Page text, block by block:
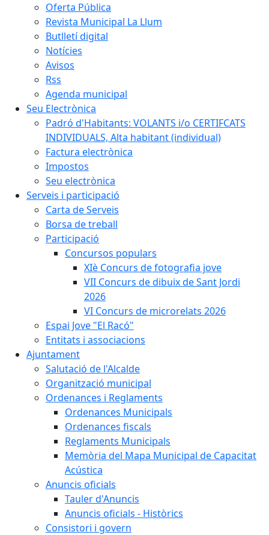
Oferta Pública
Revista Municipal La Llum
Butlletí digital
Notícies
Avisos
Rss
Agenda municipal
Seu Electrònica
Padró d'Habitants: VOLANTS i/o CERTIFCATS
INDIVIDUALS, Alta habitant (individual)
Factura electrònica
Impostos
Seu electrònica
Serveis i participació
Carta de Serveis
Borsa de treball
Participació
Concursos populars
XIè Concurs de fotografia jove
VII Concurs de dibuix de Sant Jordi
2026
VI Concurs de microrelats 2026
Espai Jove "El Racó"
Entitats i associacions
Ajuntament
Salutació de l'Alcalde
Organització municipal
Ordenances i Reglaments
Ordenances Municipals
Ordenances fiscals
Reglaments Municipals
Memòria del Mapa Municipal de Capacitat
Acústica
Anuncis oficials
Tauler d'Anuncis
Anuncis oficials - Històrics
Consistori i govern